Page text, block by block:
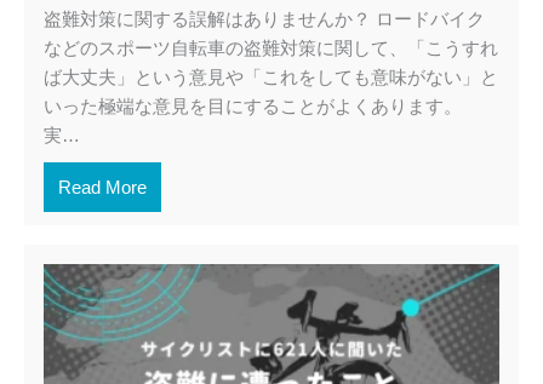
盗難対策に関する誤解はありませんか？ ロードバイク
などのスポーツ自転車の盗難対策に関して、「こうすれ
ば大丈夫」という意見や「これをしても意味がない」と
いった極端な意見を目にすることがよくあります。
実…
Read More